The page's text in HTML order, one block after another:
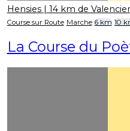
Hensies | 14 km de
Course sur Route Marche 6 km 10
La Course du